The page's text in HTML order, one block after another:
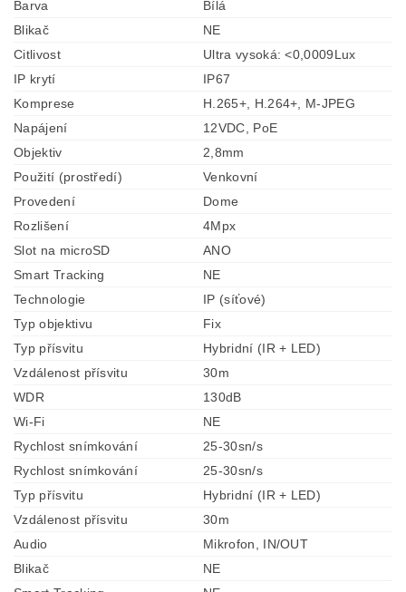
Barva
Bílá
Blikač
NE
Citlivost
Ultra vysoká: <0,0009Lux
IP krytí
IP67
Komprese
H.265+, H.264+, M-JPEG
Napájení
12VDC, PoE
Objektiv
2,8mm
Použití (prostředí)
Venkovní
Provedení
Dome
Rozlišení
4Mpx
Slot na microSD
ANO
Smart Tracking
NE
Technologie
IP (síťové)
Typ objektivu
Fix
Typ přísvitu
Hybridní (IR + LED)
Vzdálenost přísvitu
30m
WDR
130dB
Wi-Fi
NE
Rychlost snímkování
25-30sn/s
Rychlost snímkování
25-30sn/s
Typ přísvitu
Hybridní (IR + LED)
Vzdálenost přísvitu
30m
Audio
Mikrofon, IN/OUT
Blikač
NE